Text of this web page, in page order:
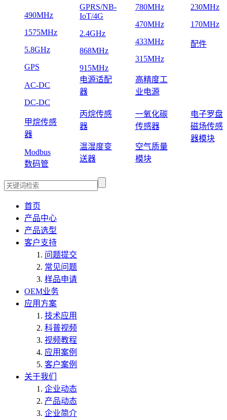
490MHz
1575MHz
5.8GHz
GPS
GPRS/NB-
IoT/4G
2.4GHz
868MHz
915MHz
780MHz
470MHz
433MHz
315MHz
230MHz
170MHz
配件
AC-DC
DC-DC
电源适配
器
高精度工
业电源
甲烷传感
器
Modbus
数码管
丙烷传感
器
温湿度变
送器
一氧化碳
传感器
空气质量
模块
电子罗盘
磁场传感
器模块
首页
产品中心
产品选型
客户支持
问题提交
常见问题
样品申请
OEM业务
应用方案
技术应用
科普视频
视频教程
应用案例
客户案例
关于我们
企业动态
产品动态
企业简介